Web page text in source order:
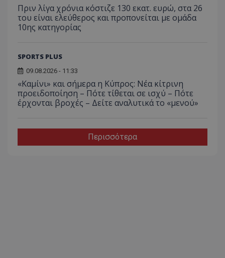
Πριν λίγα χρόνια κόστιζε 130 εκατ. ευρώ, στα 26
του είναι ελεύθερος και προπονείται με ομάδα
10ης κατηγορίας
SPORTS PLUS
09.08.2026 - 11:33
«Καμίνι» και σήμερα η Κύπρος: Νέα κίτρινη
προειδοποίηση – Πότε τίθεται σε ισχύ – Πότε
έρχονται βροχές – Δείτε αναλυτικά το «μενού»
Περισσότερα